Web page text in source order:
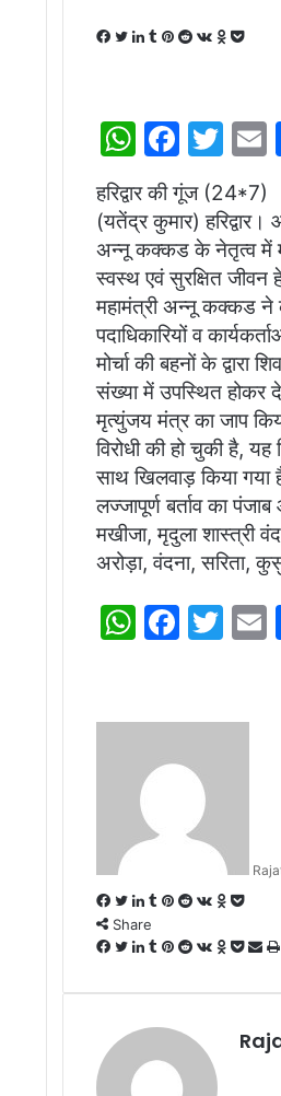
Facebook
Twitter
LinkedIn
Tumblr
Pinterest
RedditVKontakte
Pocket
W
at
s
A
p
p
F
a
c
e
b
o
o
k
T
w
itt
er l
हरिद्वार की गूंज (24*7)
(यतेंद्र कुमार) हरिद्वार।
अन्नू कक्कड के नेतृत्व में
स्वस्थ एवं सुरक्षित
महामंत्री अन्नू कक्कड ने
पदाधिकारियों व
मोर्चा की बहनों के द्वारा
संख्या में उपस्थित होकर
मृत्युंजय मंत्र का जाप
विरोधी की हो चुकी है,
साथ खिलवाड़ किया गया
लज्जापूर्ण बर्ताव का
मखीजा, मृदुला शास्त्री
अरोड़ा, वंदना, सरिता,
W
s
A
p
p
F
e
b
o
T
er
Facebook
Twitter
LinkedIn
Tumblr
Pinterest
RedditVKontakte
Pocket
Share
Facebook
Twitter
LinkedIn
Tumblr
Pinterest
RedditVKontakte